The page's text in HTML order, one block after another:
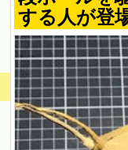
する人が登